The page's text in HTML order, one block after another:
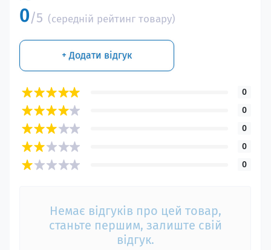
0/5 (середній рейтинг товару)
+ Додати відгук
0
0
0
0
0
Немає відгуків про цей товар,
станьте першим, залиште свій
відгук.